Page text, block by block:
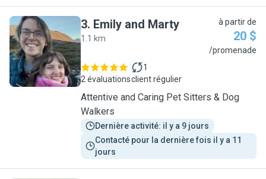
E
3. Emily and Marty
1.1 km
à partir de
20 $
/promenade
2 évaluations
1
client régulier
Attentive and Caring Pet Sitters & Dog
Walkers
Dernière activité: il y a 9 jours
Contacté pour la dernière fois il y a 11
jours